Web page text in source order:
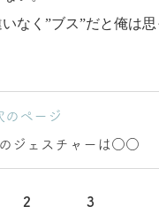
なく”ブス”だと俺は思
のページ
のジェスチャーは○○
2 3